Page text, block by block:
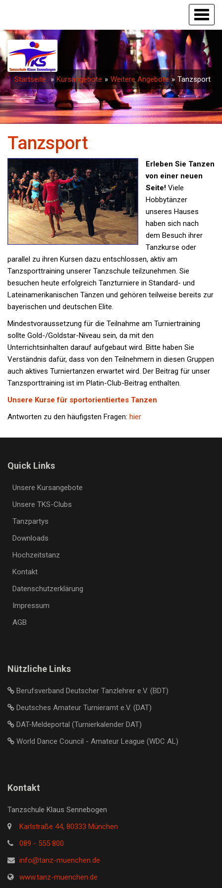
Startseite Kursangebote Weitere Angebote Tanzsport
Tanzsport
Erleben Sie Tanzen
von einer neuen
Seite! Viele
Hobbytänzer
unseres Hauses
haben sich nach
dem Besuch ihrer
Tanzkurse oder
parallel zu ihren Kursen dazu entschlossen, aktiv am
Tanzsporttraining unserer Tanzschule teilzunehmen. Sie
besuchen heute erfolgreich Tanzturniere in Standard- und
Lateinamerikanischen Tänzen und gehören teilweise bereits zur
bayerischen und deutschen Elite.
Mindestvoraussetzung für die Teilnahme am Turniertraining
sollte Gold-/Goldstar-Niveau sein, da mit den
Unterrichtsinhalten darauf aufgebaut wird. Bitte haben Sie
Verständnis dafür, dass von den Teilnehmern in diesen Gruppen
auch aktives Turniertanzen erwartet wird. Der Beitrag für unser
Tanzsporttraining ist im Platin-Club-Beitrag enthalten.
Unsere Kurse für sportorientiertes Tanzen
Antworten zu den häufigsten Fragen: hier
Quick Links
Unsere Kursangebote
Unsere TKS-Clubs
Tanzpartys
Downloads
Hochzeitstanz
Kontakt
Datenschutzerklärung
Impressum
AGB
Nützliche Links
Berufsverband Deutscher Tanzlehrer e.V. (BDT)
Deutsches Amateur Turnieramt e.V. (DAT)
DAT-Meldeportal (Turnierkalender DAT)
World Dance Council - Amateur League (WDC AL)
Kontakt
Tanzschule Klaus Sennebogen
Karlstraße 44, 80333 München
089 - 555 800
info@tanz-muenchen.de
www.tanz-muenchen.de